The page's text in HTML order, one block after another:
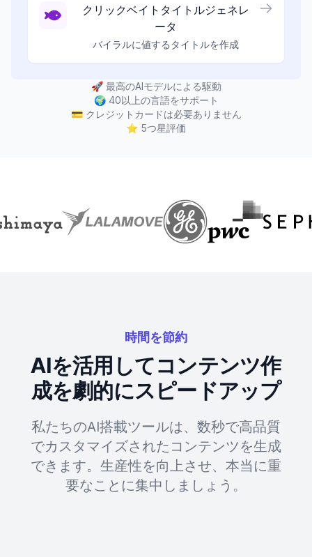
クリックベイトタイトルジェネレ
ータ
バイラルに値するタイトルを作成
🚀 最高のAIモデルによる駆動
🌍 40以上の言語をサポート
💳 クレジットカードは必要ありません
⭐ 5つ星評価
時間を節約
AIを活用してコンテンツ作
成を劇的にスピードアップ
私たちのAI搭載ツールは、数秒で高品質
でカスタマイズされたコンテンツを生成
できます。生産性を向上させ、本当に重
要なことに集中しましょう。